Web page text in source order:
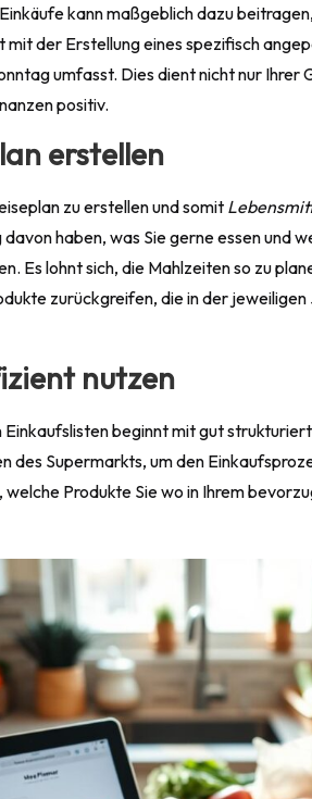
kann maßgeblich dazu beitragen,
der Erstellung eines spezifisch
umfasst. Dies dient nicht nur Ihrer
positiv.
erstellen
zu erstellen und somit
haben, was Sie gerne essen und
Es lohnt sich, die Mahlzeiten so zu
zurückgreifen, die in der
nutzen
Einkaufslisten beginnt mit gut
des Supermarkts, um den
Produkte Sie wo in Ihrem